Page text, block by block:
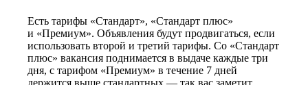
Есть тарифы «Стандарт», «Стандарт плюс»
и «Премиум». Объявления будут продвигаться, если
использовать второй и третий тарифы. Со «Стандарт
плюс» вакансия поднимается в выдаче каждые три
дня, с тарифом «Премиум» в течение 7 дней